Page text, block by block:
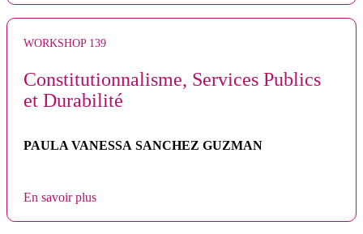
WORKSHOP 139
Constitutionnalisme, Services Publics
et Durabilité
PAULA VANESSA SANCHEZ GUZMAN
En savoir plus